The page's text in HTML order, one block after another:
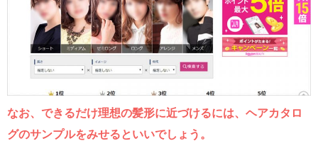
なお、できるだけ理想の髪形に近づけるには、ヘアカタロ
グのサンプルをみせるといいでしょう。